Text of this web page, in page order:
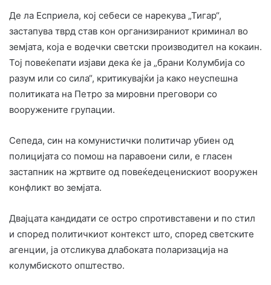
Де ла Есприела, кој себеси се нарекува „Тигар“,
застапува тврд став кон организираниот криминал во
земјата, која е водечки светски производител на кокаин.
Тој повеќепати изјави дека ќе ја „брани Колумбија со
разум или со сила“, критикувајќи ја како неуспешна
политиката на Петро за мировни преговори со
вооружените групации.
Сепеда, син на комунистички политичар убиен од
полицијата со помош на паравоени сили, е гласен
застапник на жртвите од повеќедеценискиот вооружен
конфликт во земјата.
Двајцата кандидати се остро спротивставени и по стил
и според политичкиот контекст што, според светските
агенции, ја отсликува длабоката поларизација на
колумбиското општество.